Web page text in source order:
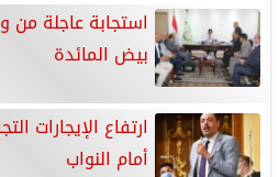
استجابة عاجلة من
بيض المائدة
ارتفاع الإيجارات
أمام النواب